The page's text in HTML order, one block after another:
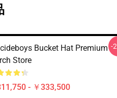
Bucket Hat Premium
Store
- ￥333,500
-